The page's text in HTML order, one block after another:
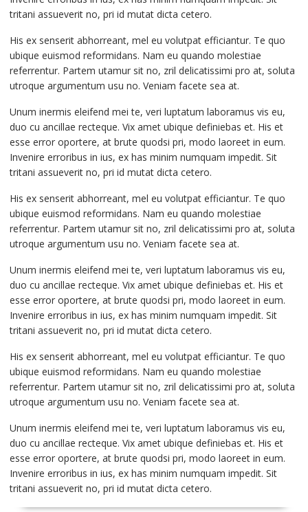
tritani assueverit no, pri id mutat dicta cetero.
His ex senserit abhorreant, mel eu volutpat efficiantur. Te quo
ubique euismod reformidans. Nam eu quando molestiae
referrentur. Partem utamur sit no, zril delicatissimi pro at, soluta
utroque argumentum usu no. Veniam facete sea at.
Unum inermis eleifend mei te, veri luptatum laboramus vis eu,
duo cu ancillae recteque. Vix amet ubique definiebas et. His et
esse error oportere, at brute quodsi pri, modo laoreet in eum.
Invenire erroribus in ius, ex has minim numquam impedit. Sit
tritani assueverit no, pri id mutat dicta cetero.
His ex senserit abhorreant, mel eu volutpat efficiantur. Te quo
ubique euismod reformidans. Nam eu quando molestiae
referrentur. Partem utamur sit no, zril delicatissimi pro at, soluta
utroque argumentum usu no. Veniam facete sea at.
Unum inermis eleifend mei te, veri luptatum laboramus vis eu,
duo cu ancillae recteque. Vix amet ubique definiebas et. His et
esse error oportere, at brute quodsi pri, modo laoreet in eum.
Invenire erroribus in ius, ex has minim numquam impedit. Sit
tritani assueverit no, pri id mutat dicta cetero.
His ex senserit abhorreant, mel eu volutpat efficiantur. Te quo
ubique euismod reformidans. Nam eu quando molestiae
referrentur. Partem utamur sit no, zril delicatissimi pro at, soluta
utroque argumentum usu no. Veniam facete sea at.
Unum inermis eleifend mei te, veri luptatum laboramus vis eu,
duo cu ancillae recteque. Vix amet ubique definiebas et. His et
esse error oportere, at brute quodsi pri, modo laoreet in eum.
Invenire erroribus in ius, ex has minim numquam impedit. Sit
tritani assueverit no, pri id mutat dicta cetero.